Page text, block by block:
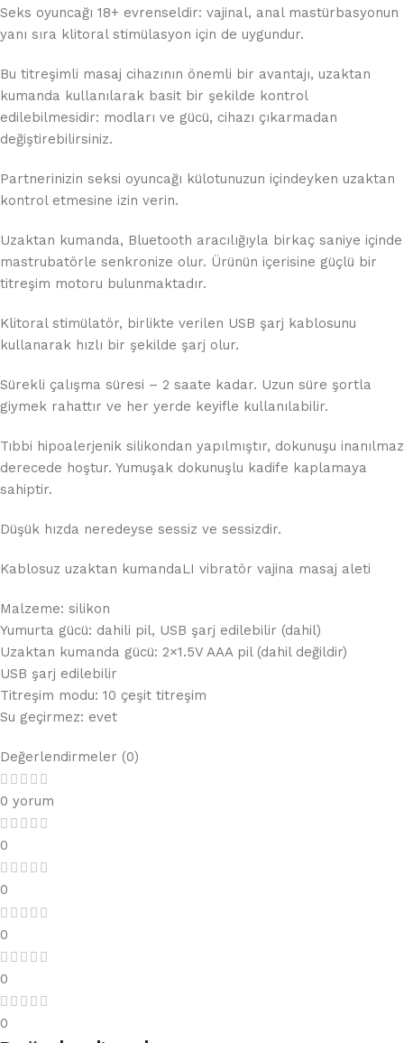
Seks oyuncağı 18+ evrenseldir: vajinal, anal mastürbasyonun
yanı sıra klitoral stimülasyon için de uygundur.
Bu titreşimli masaj cihazının önemli bir avantajı, uzaktan
kumanda kullanılarak basit bir şekilde kontrol
edilebilmesidir: modları ve gücü, cihazı çıkarmadan
değiştirebilirsiniz.
Partnerinizin seksi oyuncağı külotunuzun içindeyken uzaktan
kontrol etmesine izin verin.
Uzaktan kumanda, Bluetooth aracılığıyla birkaç saniye içinde
mastrubatörle senkronize olur. Ürünün içerisine güçlü bir
titreşim motoru bulunmaktadır.
Klitoral stimülatör, birlikte verilen USB şarj kablosunu
kullanarak hızlı bir şekilde şarj olur.
Sürekli çalışma süresi – 2 saate kadar. Uzun süre şortla
giymek rahattır ve her yerde keyifle kullanılabilir.
Tıbbi hipoalerjenik silikondan yapılmıştır, dokunuşu inanılmaz
derecede hoştur. Yumuşak dokunuşlu kadife kaplamaya
sahiptir.
Düşük hızda neredeyse sessiz ve sessizdir.
Kablosuz uzaktan kumandaLI vibratör vajina masaj aleti
Malzeme: silikon
Yumurta gücü: dahili pil, USB şarj edilebilir (dahil)
Uzaktan kumanda gücü: 2×1.5V AAA pil (dahil değildir)
USB şarj edilebilir
Titreşim modu: 10 çeşit titreşim
Su geçirmez: evet
Değerlendirmeler (0)
0 yorum
0
0
0
0
0